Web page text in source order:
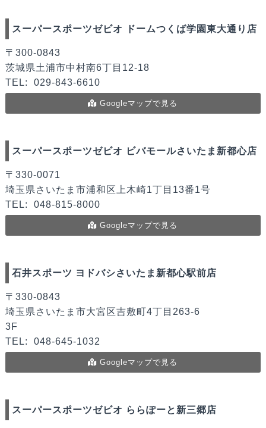
スーパースポーツゼビオ ドームつくば学園東大通り店
〒300-0843
茨城県土浦市中村南6丁目12-18
TEL:
029-843-6610
Googleマップで見る
スーパースポーツゼビオ ビバモールさいたま新都心店
〒330-0071
埼玉県さいたま市浦和区上木崎1丁目13番1号
TEL:
048-815-8000
Googleマップで見る
石井スポーツ ヨドバシさいたま新都心駅前店
〒330-0843
埼玉県さいたま市大宮区吉敷町4丁目263-6
3F
TEL:
048-645-1032
Googleマップで見る
スーパースポーツゼビオ ららぽーと新三郷店